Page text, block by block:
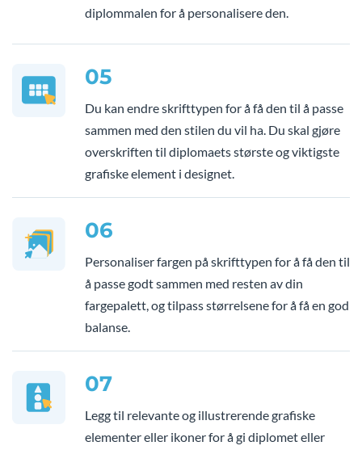
diplommalen for å personalisere den.
05
Du kan endre skrifttypen for å få den til å passe
sammen med den stilen du vil ha. Du skal gjøre
overskriften til diplomaets største og viktigste
grafiske element i designet.
06
Personaliser fargen på skrifttypen for å få den til
å passe godt sammen med resten av din
fargepalett, og tilpass størrelsene for å få en god
balanse.
07
Legg til relevante og illustrerende grafiske
elementer eller ikoner for å gi diplomet eller